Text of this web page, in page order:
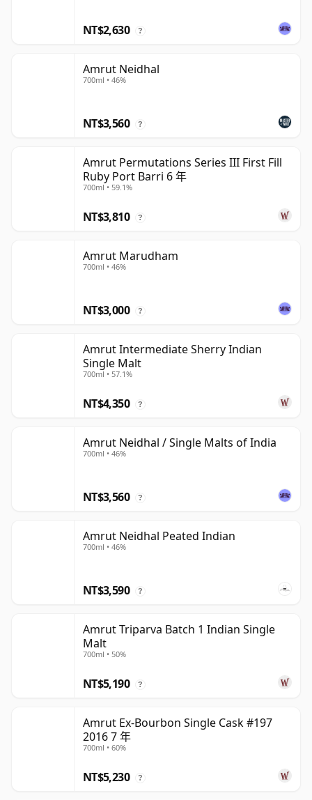
NT$2,630 ?
Amrut Neidhal
700ml • 46%
NT$3,560 ?
Amrut Permutations Series III First Fill
Ruby Port Barri 6 年
700ml • 59.1%
NT$3,810 ?
Amrut Marudham
700ml • 46%
NT$3,000 ?
Amrut Intermediate Sherry Indian
Single Malt
700ml • 57.1%
NT$4,350 ?
Amrut Neidhal / Single Malts of India
700ml • 46%
NT$3,560 ?
Amrut Neidhal Peated Indian
700ml • 46%
NT$3,590 ?
Amrut Triparva Batch 1 Indian Single
Malt
700ml • 50%
NT$5,190 ?
Amrut Ex-Bourbon Single Cask #197
2016 7 年
700ml • 60%
NT$5,230 ?